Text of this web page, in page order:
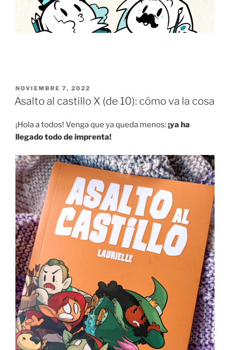
PUBLICADO
EL
NOVIEMBRE 7, 2022
Asalto al castillo X (de 10): cómo va la cosa
¡Hola a todos! Venga que ya queda menos:¡ya ha
llegado todo de imprenta!